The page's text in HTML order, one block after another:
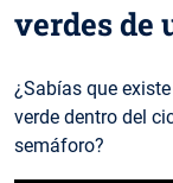
verdes de
¿Sabías que
verde dentro del
semáforo?